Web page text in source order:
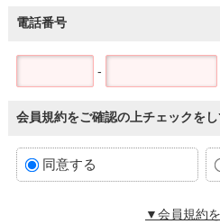
電話番号
-
会員規約をご確認の上チェックを
同意する
▼会員規約